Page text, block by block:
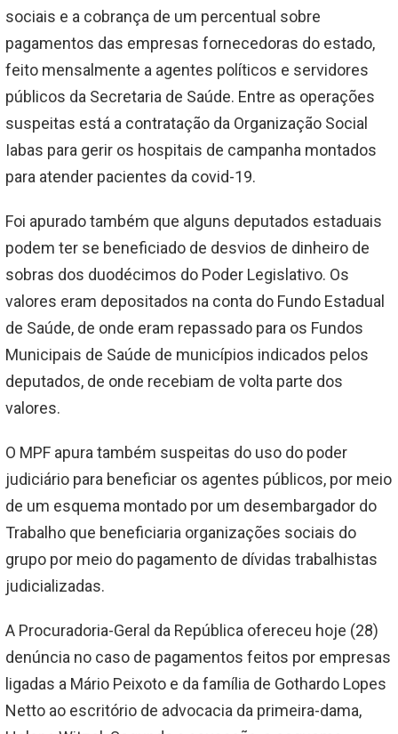
sociais e a cobrança de um percentual sobre
pagamentos das empresas fornecedoras do estado,
feito mensalmente a agentes políticos e servidores
públicos da Secretaria de Saúde. Entre as operações
suspeitas está a contratação da Organização Social
Iabas para gerir os hospitais de campanha montados
para atender pacientes da covid-19.
Foi apurado também que alguns deputados estaduais
podem ter se beneficiado de desvios de dinheiro de
sobras dos duodécimos do Poder Legislativo. Os
valores eram depositados na conta do Fundo Estadual
de Saúde, de onde eram repassado para os Fundos
Municipais de Saúde de municípios indicados pelos
deputados, de onde recebiam de volta parte dos
valores.
O MPF apura também suspeitas do uso do poder
judiciário para beneficiar os agentes públicos, por meio
de um esquema montado por um desembargador do
Trabalho que beneficiaria organizações sociais do
grupo por meio do pagamento de dívidas trabalhistas
judicializadas.
A Procuradoria-Geral da República ofereceu hoje (28)
denúncia no caso de pagamentos feitos por empresas
ligadas a Mário Peixoto e da família de Gothardo Lopes
Netto ao escritório de advocacia da primeira-dama,